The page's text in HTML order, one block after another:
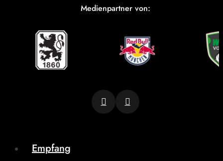
Medienpartner von:
Empfang